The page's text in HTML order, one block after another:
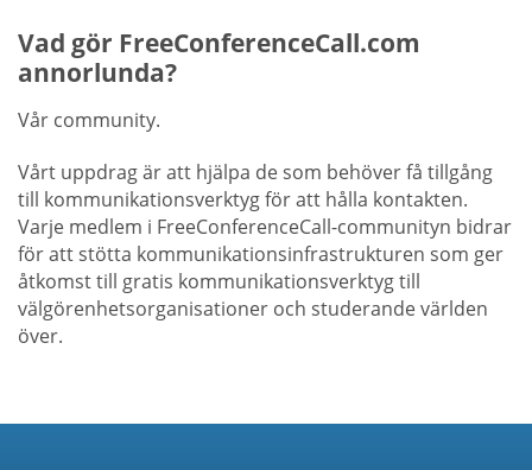
Vad gör FreeConferenceCall.com
annorlunda?
Vår community.
Vårt uppdrag är att hjälpa de som behöver få tillgång
till kommunikationsverktyg för att hålla kontakten.
Varje medlem i FreeConferenceCall-communityn bidrar
för att stötta kommunikationsinfrastrukturen som ger
åtkomst till gratis kommunikationsverktyg till
välgörenhetsorganisationer och studerande världen
över.